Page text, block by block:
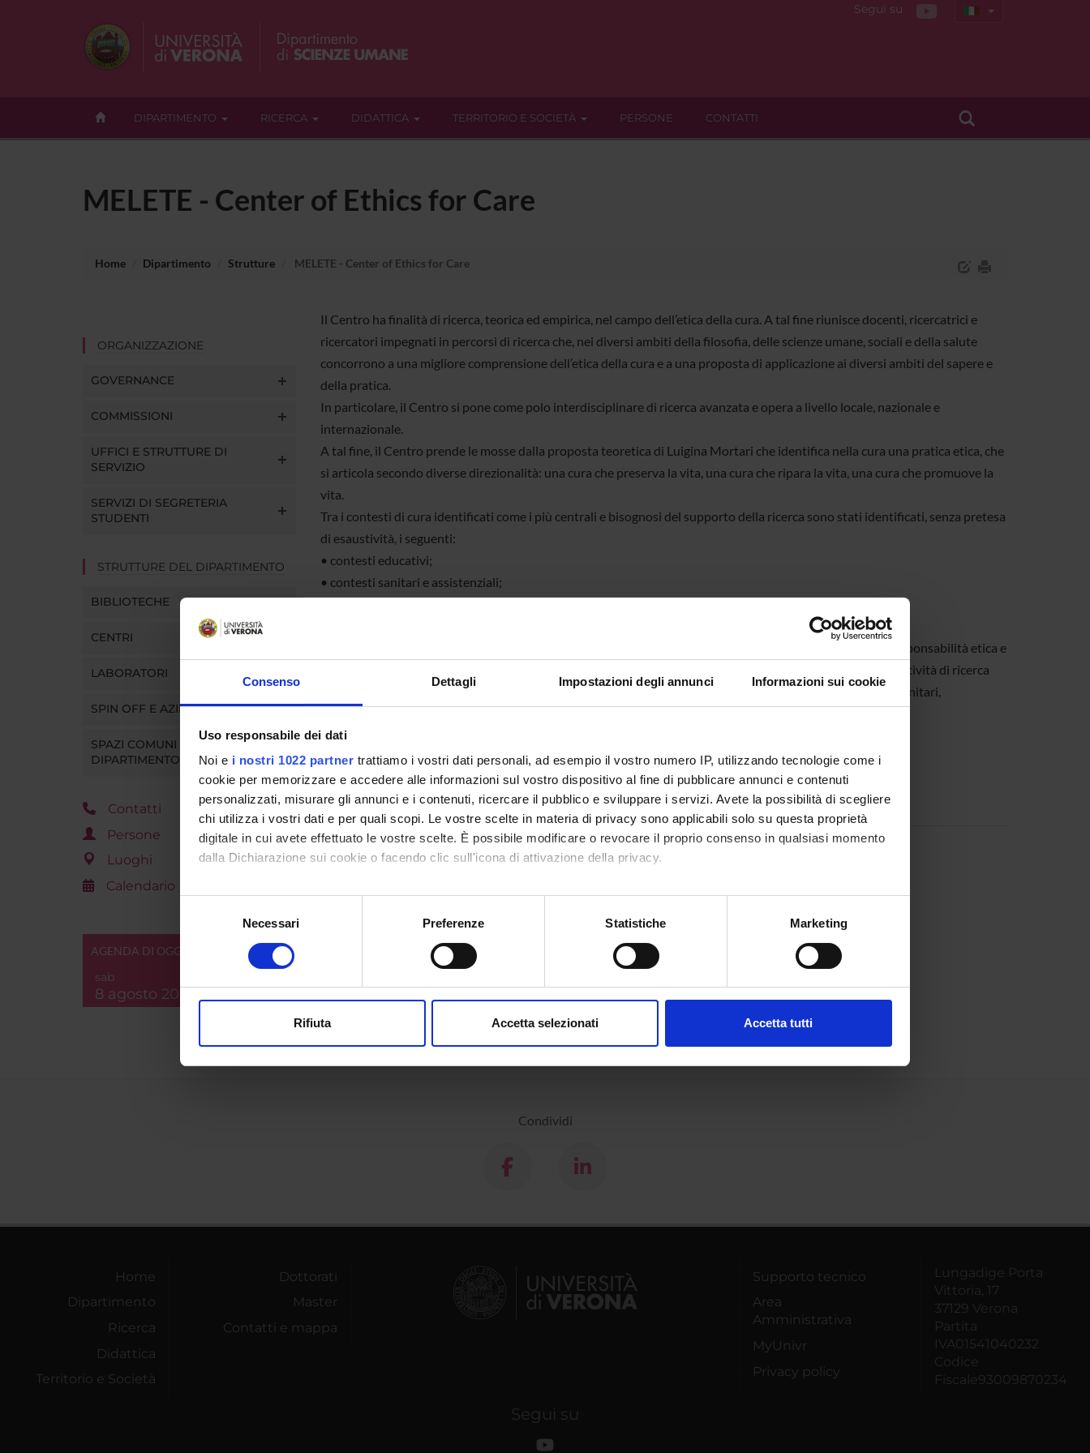
Consenso Dettagli Impostazioni degli annunci Informazioni sui cookie
Uso responsabile dei dati
Noi e i nostri 1022 partner trattiamo i vostri dati personali, ad esempio il vostro numero IP, utilizzando tecnologie come i
cookie per memorizzare e accedere alle informazioni sul vostro dispositivo al fine di pubblicare annunci e contenuti
personalizzati, misurare gli annunci e i contenuti, ricercare il pubblico e sviluppare i servizi. Avete la possibilità di scegliere
chi utilizza i vostri dati e per quali scopi. Le vostre scelte in materia di privacy sono applicabili solo su questa proprietà
digitale in cui avete effettuato le vostre scelte. È possibile modificare o revocare il proprio consenso in qualsiasi momento
dalla Dichiarazione sui cookie o facendo clic sull'icona di attivazione della privacy.
Con il tuo consenso, vorremmo anche:
raccogliere informazioni sulla tua posizione geografica, con un'approssimazione di qualche metro,
digitali).
modificare o ritirare il tuo consenso in qualsiasi momento dalla Dichiarazione sui cookie.
Necessari Preferenze Statistiche Marketing
Rifiuta Accetta selezionati Accetta tutti
Segui su
DIPARTIMENTO RICERCA DIDATTICA TERRITORIO E SOCIETÀ PERSONE CONTATTI
MELETE - Center of Ethics for Care
Home Dipartimento Strutture MELETE - Center of Ethics for Care
ORGANIZZAZIONE
GOVERNANCE
COMMISSIONI
UFFICI E STRUTTURE DI
SERVIZIO
SERVIZI DI SEGRETERIA
STUDENTI
STRUTTURE DEL DIPARTIMENTO
BIBLIOTECHE
CENTRI
LABORATORI
SPIN OFF E AZIENDE
SPAZI COMUNI DEL
DIPARTIMENTO
Contatti
Persone
Luoghi
Calendario
AGENDA DI OGGI
sab
8 agosto 2026
Il Centro ha finalità di ricerca, teorica ed empirica, nel campo dell’etica della cura. A tal fine riunisce docenti, ricercatrici e
ricercatori impegnati in percorsi di ricerca che, nei diversi ambiti della filosofia, delle scienze umane, sociali e della salute
concorrono a una migliore comprensione dell’etica della cura e a una proposta di applicazione ai diversi ambiti del sapere e
della pratica.
In particolare, il Centro si pone come polo interdisciplinare di ricerca avanzata e opera a livello locale, nazionale e
internazionale.
A tal fine, il Centro prende le mosse dalla proposta teoretica di Luigina Mortari che identifica nella cura una pratica etica, che
si articola secondo diverse direzionalità: una cura che preserva la vita, una cura che ripara la vita, una cura che promuove la
vita.
Tra i contesti di cura identificati come i più centrali e bisognosi del supporto della ricerca sono stati identificati, senza pretesa
di esaustività, i seguenti:
• contesti educativi;
• contesti sanitari e assistenziali;
Adottando una prospettiva di “service research”, seguendo l’approccio pragmatista, il Centro assume la responsabilità etica e
politica della propria azione di ricerca, perseguendo anche finalità culturali e di formazione connesse alle attività di ricerca
promosse, in particolare rivolgendosi a professioniste/i (educatrici/ori, insegnanti, operatrici/ori sociali e sanitari,
Dettagli Componenti Avvisi Documenti disponibili
Condividi
Home
Dipartimento
Ricerca
Didattica
Territorio e Società
Dottorati
Master
Contatti e mappa
Supporto tecnico
Area
Amministrativa
MyUnivr
Privacy policy
Lungadige Porta
Vittoria, 17
37129 Verona
Partita
IVA01541040232
Codice
Fiscale93009870234
Segui su